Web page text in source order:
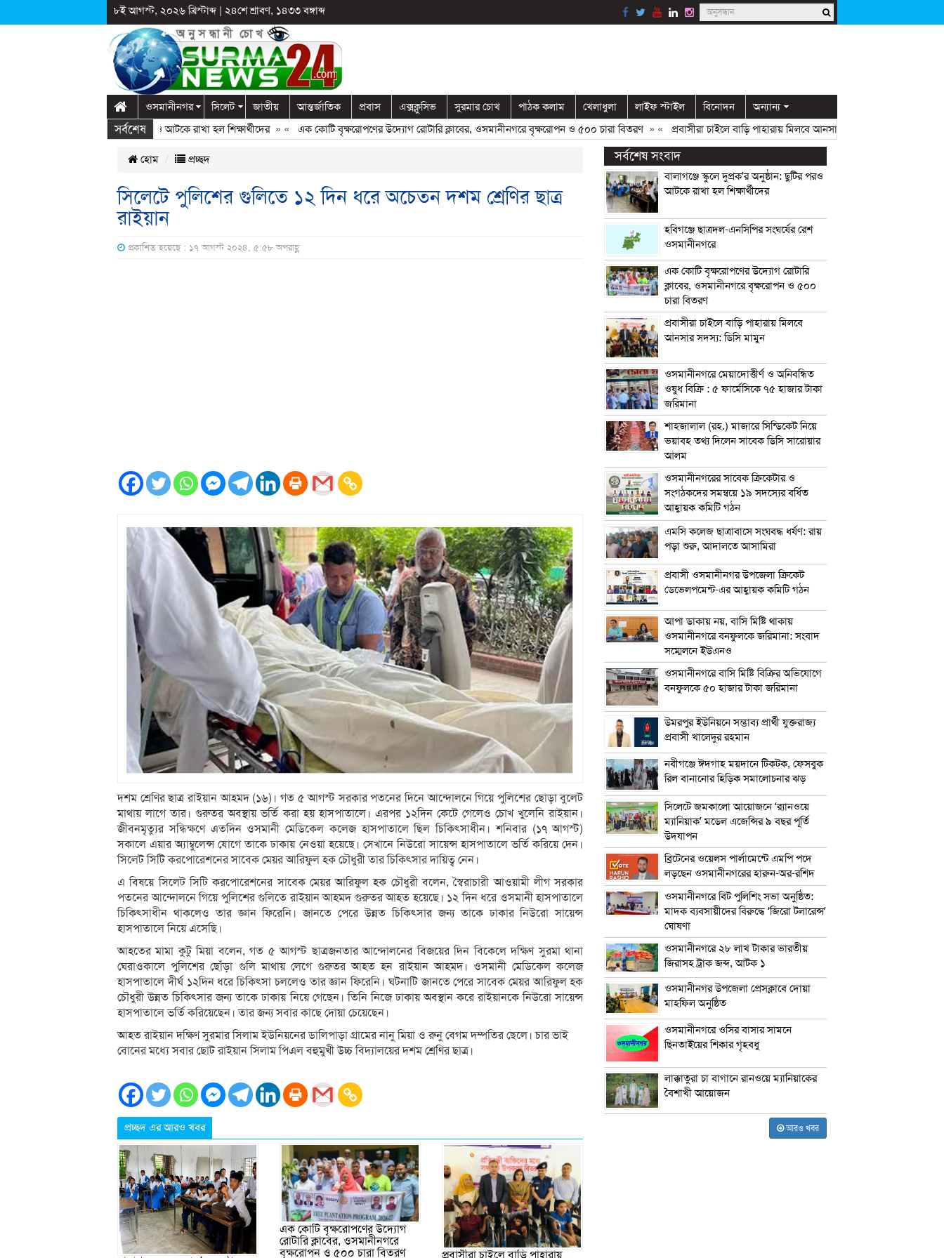
৮ই আগস্ট, ২০২৬ খ্রিস্টাব্দ| ২৪শে শ্রাবণ, ১৪৩৩ বঙ্গাব্দ
ওসমানীনগর সিলেট জাতীয় আন্তর্জাতিক প্রবাস এক্সক্লুসিভ সুরমার চোখ পাঠক কলাম খেলাধুলা লাইফ স্টাইল বিনোদন অন্যান্য
সর্বশেষ
স্কুলে দুপ্রক’র অনুষ্ঠান: ছুটির পরও আটকে রাখা হল শিক্ষার্থীদের» « এক কোটি বৃক্ষরোপণের উদ্যোগ রোটারি ক্লাবের, ওসমানীনগরে বৃক্ষরোপন ও ৫০০ চারা বিতরণ» « প্রবাসীরা চাইলে বাড়ি পাহারায় মিলবে আনসার সদস্য: ডিসি মামুন
হোম প্রচ্ছদ
সিলেটে পুলিশের গুলিতে ১২ দিন ধরে অচেতন দশম শ্রেণির ছাত্র
রাইয়ান
প্রকাশিত হয়েছে : ১৭ আগস্ট ২০২৪, ৫:৫৮ অপরাহ্ণ
দশম শ্রেণির ছাত্র রাইয়ান আহমদ (১৬)। গত ৫ আগস্ট সরকার পতনের দিনে আন্দোলনে গিয়ে পুলিশের ছোড়া বুলেট
মাথায় লাগে তার। গুরুতর অবস্থায় ভর্তি করা হয় হাসপাতালে। এরপর ১২দিন কেটে গেলেও চোখ খুলেনি রাইয়ান।
জীবনমৃত্যুর সন্ধিক্ষণে এতদিন ওসমানী মেডিকেল কলেজ হাসপাতালে ছিল চিকিৎসাধীন। শনিবার (১৭ আগস্ট)
সকালে এয়ার অ্যাম্বুলেন্স যোগে তাকে ঢাকায় নেওয়া হয়েছে। সেখানে নিউরো সায়েন্স হাসপাতালে ভর্তি করিয়ে দেন।
সিলেট সিটি করপোরেশনের সাবেক মেয়র আরিফুল হক চৌধুরী তার চিকিৎসার দায়িত্ব নেন।
এ বিষয়ে সিলেট সিটি করপোরেশনের সাবেক মেয়র আরিফুল হক চৌধুরী বলেন, স্বৈরাচারী আওয়ামী লীগ সরকার
পতনের আন্দোলনে গিয়ে পুলিশের গুলিতে রাইয়ান আহমদ গুরুতর আহত হয়েছে। ১২ দিন ধরে ওসমানী হাসপাতালে
চিকিৎসাধীন থাকলেও তার জ্ঞান ফিরেনি। জানতে পেরে উন্নত চিকিৎসার জন্য তাকে ঢাকার নিউরো সায়েন্স
হাসপাতালে নিয়ে এসেছি।
আহতের মামা কুটু মিয়া বলেন, গত ৫ আগস্ট ছাত্রজনতার আন্দোলনের বিজয়ের দিন বিকেলে দক্ষিণ সুরমা থানা
ঘেরাওকালে পুলিশের ছোঁড়া গুলি মাথায় লেগে গুরুতর আহত হন রাইয়ান আহমদ। ওসমানী মেডিকেল কলেজ
হাসপাতালে দীর্ঘ ১২দিন ধরে চিকিৎসা চললেও তার জ্ঞান ফিরেনি। ঘটনাটি জানতে পেরে সাবেক মেয়র আরিফুল হক
চৌধুরী উন্নত চিকিৎসার জন্য তাকে ঢাকায় নিয়ে গেছেন। তিনি নিজে ঢাকায় অবস্থান করে রাইয়ানকে নিউরো সায়েন্স
হাসপাতালে ভর্তি করিয়েছেন। তার জন্য সবার কাছে দোয়া চেয়েছেন।
আহত রাইয়ান দক্ষিণ সুরমার সিলাম ইউনিয়নের ডালিপাড়া গ্রামের নানু মিয়া ও রুনু বেগম দম্পতির ছেলে। চার ভাই
বোনের মধ্যে সবার ছোট রাইয়ান সিলাম পিএল বহুমুখী উচ্চ বিদ্যালয়ের দশম শ্রেণির ছাত্র।
প্রচ্ছদ এর আরও খবর
এক কোটি বৃক্ষরোপণের উদ্যোগ
রোটারি ক্লাবের, ওসমানীনগরে
বৃক্ষরোপন ও ৫০০ চারা বিতরণ
প্রবাসীরা চাইলে বাড়ি পাহারায়
সর্বশেষ সংবাদ
বালাগঞ্জে স্কুলে দুপ্রক’র অনুষ্ঠান: ছুটির পরও
আটকে রাখা হল শিক্ষার্থীদের
হবিগঞ্জে ছাত্রদল-এনসিপির সংঘর্ষের রেশ
ওসমানীনগরে
এক কোটি বৃক্ষরোপণের উদ্যোগ রোটারি
ক্লাবের, ওসমানীনগরে বৃক্ষরোপন ও ৫০০
চারা বিতরণ
প্রবাসীরা চাইলে বাড়ি পাহারায় মিলবে
আনসার সদস্য: ডিসি মামুন
ওসমানীনগরে মেয়াদোত্তীর্ণ ও অনিবন্ধিত
ওষুধ বিক্রি : ৫ ফার্মেসিকে ৭৫ হাজার টাকা
জরিমানা
শাহজালাল (রহ.) মাজারে সিন্ডিকেট নিয়ে
ভয়াবহ তথ্য দিলেন সাবেক ডিসি সারোয়ার
আলম
ওসমানীনগরের সাবেক ক্রিকেটার ও
সংগঠকদের সমন্বয়ে ১৯ সদস্যের বর্ধিত
আহ্বায়ক কমিটি গঠন
এম‌সি কলেজ ছাত্রাবাসে সংঘবদ্ধ ধর্ষণ: রায়
পড়া শুরু, আদালতে আসামিরা
প্রবাসী ওসমানীনগর উপজেলা ক্রিকেট
ডেভেলপমেন্ট-এর আহ্বায়ক কমিটি গঠন
আপা ডাকায় নয়, বাসি মিষ্টি থাকায়
ওসমানীনগরে বনফুলকে জরিমানা: সংবাদ
সম্মেলনে ইউএনও
ওসমানীনগরে বাসি মিষ্টি বিক্রির অভিযোগে
বনফুলকে ৫০ হাজার টাকা জরিমানা
উমরপুর ইউনিয়নে সম্ভাব্য প্রার্থী যুক্তরাজ্য
প্রবাসী খালেদুর রহমান
নবীগঞ্জে ঈদগাহ ময়দানে টিকটক, ফেসবুক
রিল বানানোর হিড়িক সমালোচনার ঝড়
সিলেটে জমকালো আয়োজনে ‘র‍্যানওয়ে
ম্যানিয়াক’ মডেল এজেন্সির ৯ বছর পূর্তি
উদযাপন
ব্রিটেনের ওয়েলস পার্লামেন্টে এমপি পদে
লড়ছেন ওসমানীনগরের হারুন-অর-রশিদ
ওসমানীনগরে বিট পুলিশিং সভা অনুষ্ঠিত:
মাদক ব্যবসায়ীদের বিরুদ্ধে ‘জিরো টলারেন্স’
ঘোষণা
ওসমানীনগরে ২৮ লাখ টাকার ভারতীয়
জিরাসহ ট্রাক জব্দ, আটক ১
ওসমানীনগর উপজেলা প্রেসক্লাবে দোয়া
মাহফিল অনুষ্ঠিত
ওসমানীনগরে ওসির বাসার সামনে
ছিনতাইয়ের শিকার গৃহবধু
লাক্কাতুরা চা বাগানে রানওয়ে ম্যানিয়াকের
বৈশাখী আয়োজন
আরও খবর